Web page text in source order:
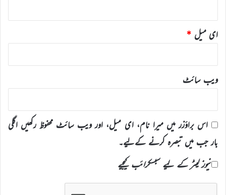
ای میل *
ویب‌ سائٹ
اس براؤزر میں میرا نام، ای میل، اور ویب سائٹ محفوظ رکھیں اگلی
بار جب میں تبصرہ کرنے کےلیے۔
نیوز لیٹر کے لیے سبسکرائب کیجیے